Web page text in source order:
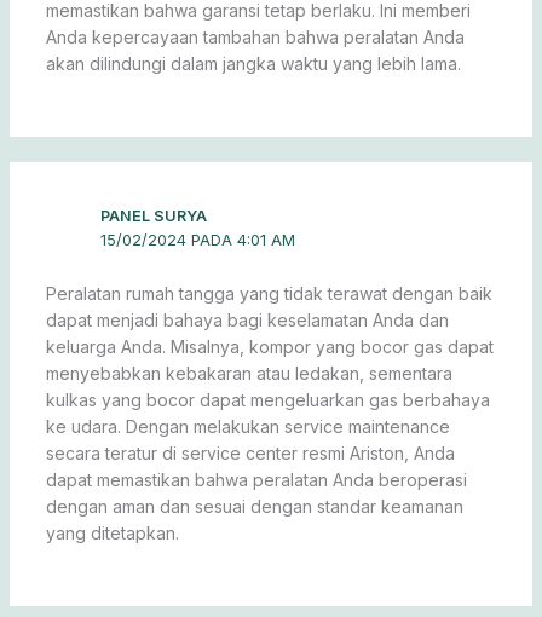
memastikan bahwa garansi tetap berlaku. Ini memberi
Anda kepercayaan tambahan bahwa peralatan Anda
akan dilindungi dalam jangka waktu yang lebih lama.
PANEL SURYA
15/02/2024 PADA 4:01 AM
Peralatan rumah tangga yang tidak terawat dengan baik
dapat menjadi bahaya bagi keselamatan Anda dan
keluarga Anda. Misalnya, kompor yang bocor gas dapat
menyebabkan kebakaran atau ledakan, sementara
kulkas yang bocor dapat mengeluarkan gas berbahaya
ke udara. Dengan melakukan service maintenance
secara teratur di service center resmi Ariston, Anda
dapat memastikan bahwa peralatan Anda beroperasi
dengan aman dan sesuai dengan standar keamanan
yang ditetapkan.